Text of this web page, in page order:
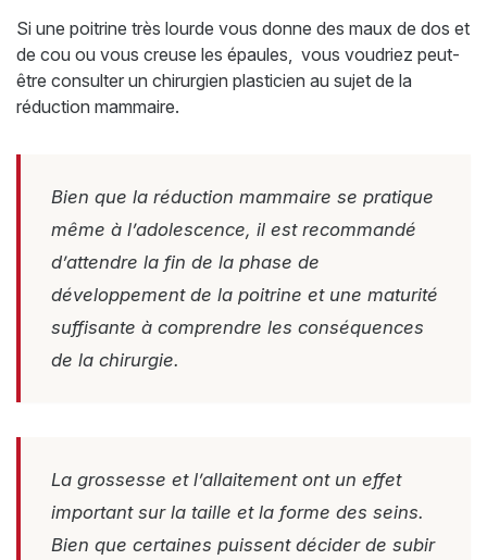
Si une poitrine très lourde vous donne des maux de dos et
de cou ou vous creuse les épaules, vous voudriez peut-
être consulter un chirurgien plasticien au sujet de la
réduction mammaire.
Bien que la réduction mammaire se pratique
même à l’adolescence, il est recommandé
d’attendre la fin de la phase de
développement de la poitrine et une maturité
suffisante à comprendre les conséquences
de la chirurgie.
La grossesse et l’allaitement ont un effet
important sur la taille et la forme des seins.
Bien que certaines puissent décider de subir